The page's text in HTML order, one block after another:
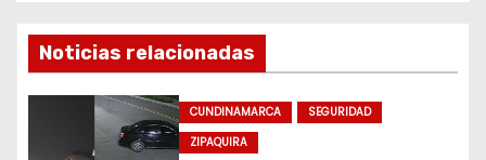
e
g
Noticias relacionadas
CUNDINAMARCA
SEGURIDAD
ZIPAQUIRA